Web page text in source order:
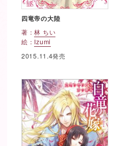
四竜帝の大陸
著：林 ちい
絵： Izumi
2015.11.4発売